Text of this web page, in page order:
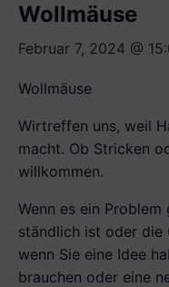
Wollmäuse
Februar 7, 2024 @
Wollmäuse
Wirtreffen uns, weil
macht. Ob Stricken
willkommen.
Wenn es ein
ständlich ist oder die
wenn Sie eine Idee
brauchen oder eine